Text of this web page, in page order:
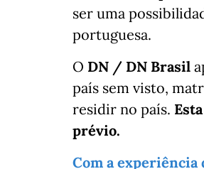
ser uma
portuguesa.
O DN / DN Brasil
país sem visto,
residir no país.
prévio.
Com a